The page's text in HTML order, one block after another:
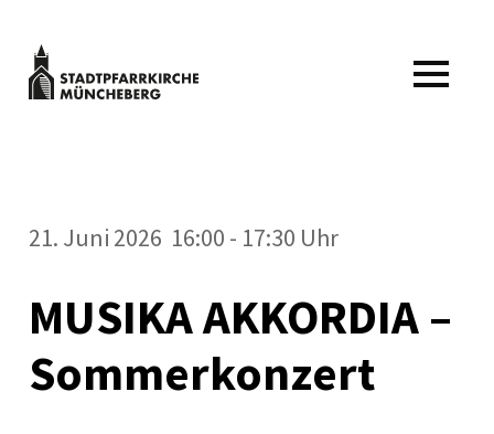
springen
Stadtpfarrkirche
MENÜ
21. Juni 2026 16:00 - 17:30 Uhr
MUSIKA AKKORDIA –
Sommerkonzert